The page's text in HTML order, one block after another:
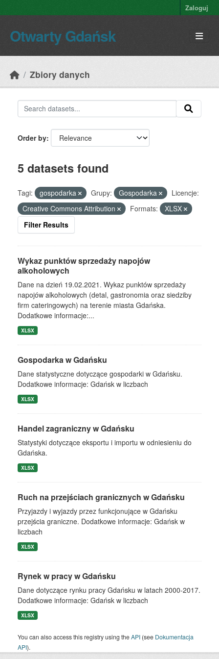
Zaloguj
Otwarty Gdańsk
Zbiory danych
Order by
5 datasets found
Tagi: gospodarka Grupy: Gospodarka
Licencje:
Creative Commons Attribution
Formats:
XLSX
Filter Results
Wykaz punktów sprzedaży napojów
alkoholowych
Dane na dzień 19.02.2021. Wykaz punktów sprzedaży
napojów alkoholowych (detal, gastronomia oraz siedziby
firm cateringowych) na terenie miasta Gdańska.
Dodatkowe informacje:...
XLSX
Gospodarka w Gdańsku
Dane statystyczne dotyczące gospodarki w Gdańsku.
Dodatkowe informacje: Gdańsk w liczbach
XLSX
Handel zagraniczny w Gdańsku
Statystyki dotyczące eksportu i importu w odniesieniu do
Gdańska.
XLSX
Ruch na przejściach granicznych w Gdańsku
Przyjazdy i wyjazdy przez funkcjonujące w Gdańsku
przejścia graniczne. Dodatkowe informacje: Gdańsk w
liczbach
XLSX
Rynek w pracy w Gdańsku
Dane dotyczące rynku pracy Gdańsku w latach 2000-2017.
Dodatkowe informacje: Gdańsk w liczbach
XLSX
You can also access this registry using theAPI (see Dokumentacja
API).